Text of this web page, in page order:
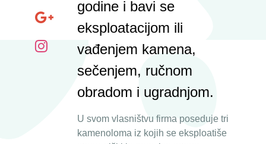
godine i bavi se
eksploatacijom ili
vađenjem kamena,
sečenjem, ručnom
obradom i ugradnjom.
U svom vlasništvu firma poseduje tri
kamenoloma iz kojih se eksploatiše